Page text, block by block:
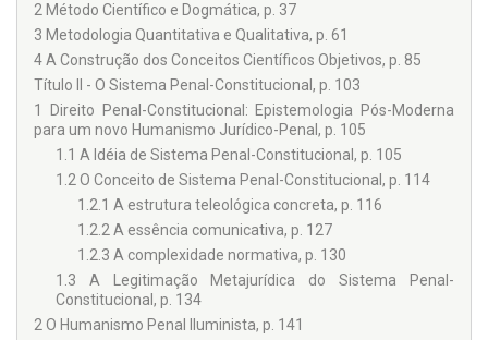
2 Método Científico e Dogmática, p. 37
3 Metodologia Quantitativa e Qualitativa, p. 61
4 A Construção dos Conceitos Científicos Objetivos, p. 85
Título II - O Sistema Penal-Constitucional, p. 103
1 Direito Penal-Constitucional: Epistemologia Pós-Moderna
para um novo Humanismo Jurídico-Penal, p. 105
1.1 A Idéia de Sistema Penal-Constitucional, p. 105
1.2 O Conceito de Sistema Penal-Constitucional, p. 114
1.2.1 A estrutura teleológica concreta, p. 116
1.2.2 A essência comunicativa, p. 127
1.2.3 A complexidade normativa, p. 130
1.3 A Legitimação Metajurídica do Sistema Penal-
Constitucional, p. 134
2 O Humanismo Penal Iluminista, p. 141